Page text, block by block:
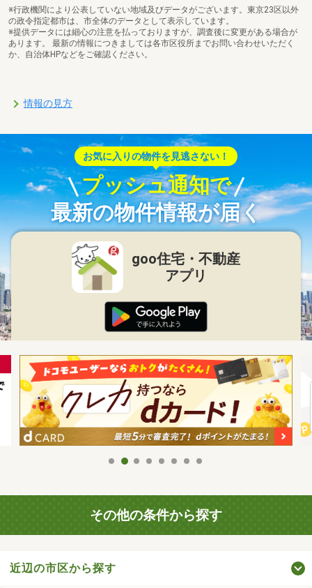
※行政機関により公表していない地域及びデータがございます。東京23区以外
の政令指定都市は、市全体のデータとして表示しています。
※提供データには細心の注意を払っておりますが、調査後に変更がある場合が
あります。 最新の情報につきましては各市区役所までお問い合わせいただく
か、自治体HPなどをご確認ください。
情報の見方
お気に入りの物件を見逃さない！
プッシュ通知で
最新の物件情報が届く
goo住宅・不動産
アプリ
その他の条件から探す
近辺の市区から探す